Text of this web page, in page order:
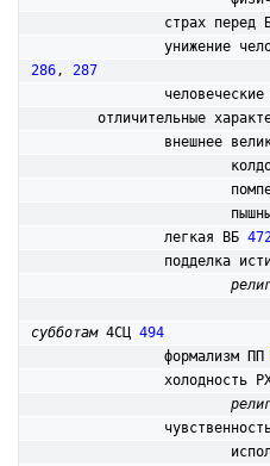
страх перед
286, 287
внешнее
		легкая ВБ
подделка
субботам 4СЦ 494
		формализм ПП
холодность